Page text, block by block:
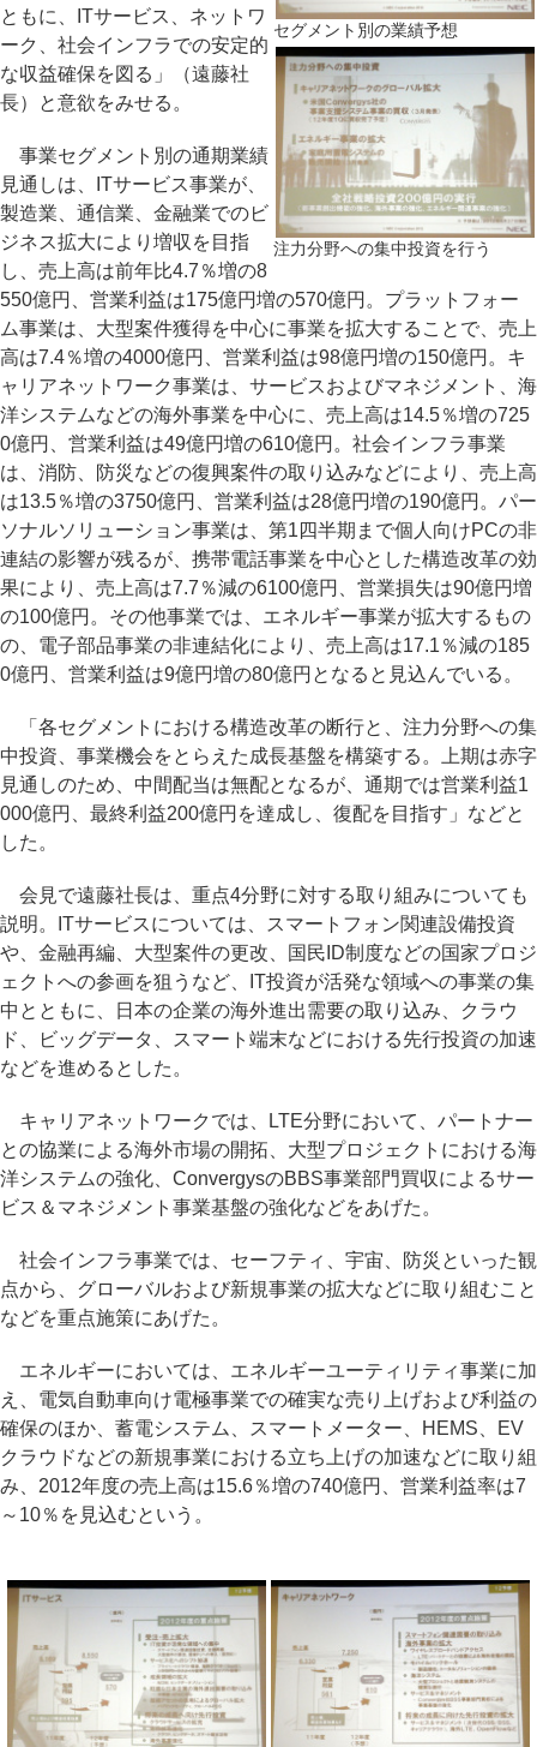
セグメント別の業績予想
注力分野への集中投資を行う
ともに、ITサービス、ネットワ
ーク、社会インフラでの安定的
な収益確保を図る」（遠藤社
長）と意欲をみせる。
事業セグメント別の通期業績
見通しは、ITサービス事業が、
製造業、通信業、金融業でのビ
ジネス拡大により増収を目指
し、売上高は前年比4.7％増の8
550億円、営業利益は175億円増の570億円。プラットフォー
ム事業は、大型案件獲得を中心に事業を拡大することで、売上
高は7.4％増の4000億円、営業利益は98億円増の150億円。キ
ャリアネットワーク事業は、サービスおよびマネジメント、海
洋システムなどの海外事業を中心に、売上高は14.5％増の725
0億円、営業利益は49億円増の610億円。社会インフラ事業
は、消防、防災などの復興案件の取り込みなどにより、売上高
は13.5％増の3750億円、営業利益は28億円増の190億円。パー
ソナルソリューション事業は、第1四半期まで個人向けPCの非
連結の影響が残るが、携帯電話事業を中心とした構造改革の効
果により、売上高は7.7％減の6100億円、営業損失は90億円増
の100億円。その他事業では、エネルギー事業が拡大するもの
の、電子部品事業の非連結化により、売上高は17.1％減の185
0億円、営業利益は9億円増の80億円となると見込んでいる。
「各セグメントにおける構造改革の断行と、注力分野への集
中投資、事業機会をとらえた成長基盤を構築する。上期は赤字
見通しのため、中間配当は無配となるが、通期では営業利益1
000億円、最終利益200億円を達成し、復配を目指す」などと
した。
会見で遠藤社長は、重点4分野に対する取り組みについても
説明。ITサービスについては、スマートフォン関連設備投資
や、金融再編、大型案件の更改、国民ID制度などの国家プロジ
ェクトへの参画を狙うなど、IT投資が活発な領域への事業の集
中とともに、日本の企業の海外進出需要の取り込み、クラウ
ド、ビッグデータ、スマート端末などにおける先行投資の加速
などを進めるとした。
キャリアネットワークでは、LTE分野において、パートナー
との協業による海外市場の開拓、大型プロジェクトにおける海
洋システムの強化、ConvergysのBBS事業部門買収によるサー
ビス＆マネジメント事業基盤の強化などをあげた。
社会インフラ事業では、セーフティ、宇宙、防災といった観
点から、グローバルおよび新規事業の拡大などに取り組むこと
などを重点施策にあげた。
エネルギーにおいては、エネルギーユーティリティ事業に加
え、電気自動車向け電極事業での確実な売り上げおよび利益の
確保のほか、蓄電システム、スマートメーター、HEMS、EV
クラウドなどの新規事業における立ち上げの加速などに取り組
み、2012年度の売上高は15.6％増の740億円、営業利益率は7
～10％を見込むという。